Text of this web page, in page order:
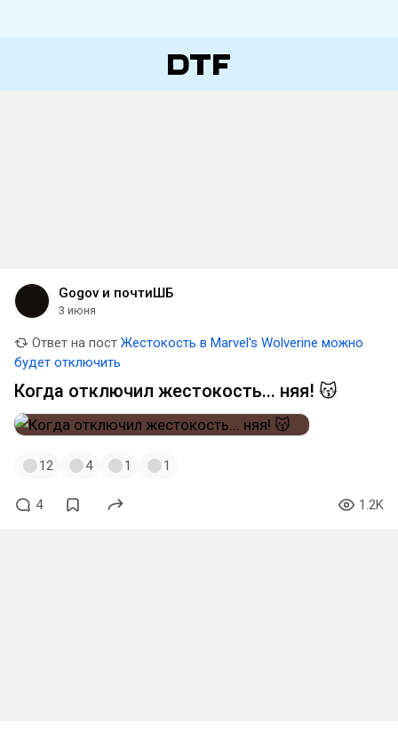
Gogov и почтиШБ
3 июня
Ответ на пост Жестокость в Marvel's Wolverine можно
будет отключить
Когда отключил жестокость... няя! 😽
12 4 1 1
4 1.2K